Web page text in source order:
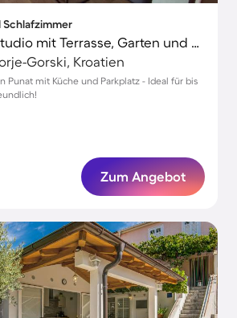
Schlafzimmer
Gemütliches Studio mit Terrasse, Garten und Grill | Hunde erlaubt
Gorski, Kroatien
Punat mit Küche und Parkplatz - Ideal für bis
Zum Angebot